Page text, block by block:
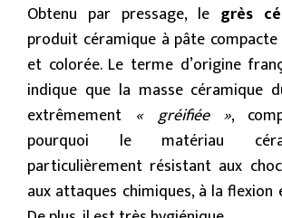
Obtenu par pressage, le grès
produit céramique à pâte
et colorée. Le terme d’origine
indique que la masse céramique
extrêmement « gréifiée »,
pourquoi le matériau
particulièrement résistant aux
aux attaques chimiques, à la flexion